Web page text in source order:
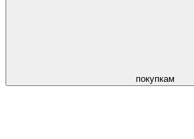
покупкам